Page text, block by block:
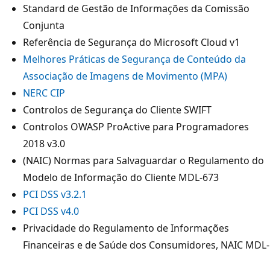
Standard de Gestão de Informações da Comissão
Conjunta
Referência de Segurança do Microsoft Cloud v1
Melhores Práticas de Segurança de Conteúdo da
Associação de Imagens de Movimento (MPA)
NERC CIP
Controlos de Segurança do Cliente SWIFT
Controlos OWASP ProActive para Programadores
2018 v3.0
(NAIC) Normas para Salvaguardar o Regulamento do
Modelo de Informação do Cliente MDL-673
PCI DSS v3.2.1
PCI DSS v4.0
Privacidade do Regulamento de Informações
Financeiras e de Saúde dos Consumidores, NAIC MDL-